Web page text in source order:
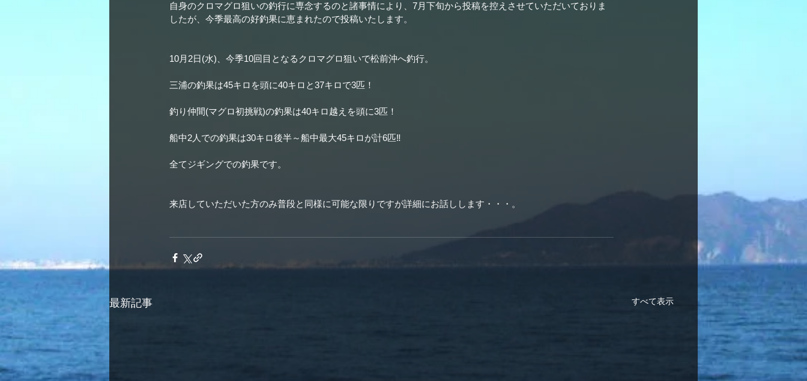
自身のクロマグロ狙いの釣行に専念するのと諸事情により、7月下旬から投稿を控えさせていただいておりま
したが、今季最高の好釣果に恵まれたので投稿いたします。
10月2日(水)、今季10回目となるクロマグロ狙いで松前沖へ釣行。
三浦の釣果は45キロを頭に40キロと37キロで3匹！
釣り仲間(マグロ初挑戦)の釣果は40キロ越えを頭に3匹！
船中2人での釣果は30キロ後半～船中最大45キロが計6匹‼
全てジギングでの釣果です。
来店していただいた方のみ普段と同様に可能な限りですが詳細にお話しします・・・。
最新記事 すべて表示